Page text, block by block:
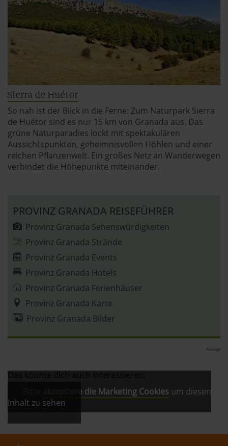
Sierra de Huétor
So nah ist der Blick in die Ferne: Zum Naturpark Sierra
de Huétor sind es nur 15 km von Granada aus. Das
grüne Naturparadies lockt mit spektakulären
Aussichtspunkten, geheimnisvollen Höhlen und einer
reichen Pflanzenwelt. Ein großes Netz an Wanderwegen
verbindet die Höhepunkte miteinander.
PROVINZ GRANADA REISEFÜHRER
Provinz Granada Sehenswürdigkeiten
Provinz Granada Strände
Provinz Granada Events
Provinz Granada Hotels
Provinz Granada Ferienhäuser
Provinz Granada Karte
Provinz Granada Bilder
Anzeige
akzeptiere die Marketing Cookies um diesen
Inhalt zu sehen